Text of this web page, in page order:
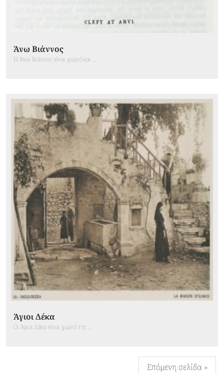
Άνω Βιάννος
Η Άνω Βιάννος είναι χωριό και ...
Άγιοι Δέκα
Οι Άγιοι Δέκα είναι χωριό της ...
Επόμενη σελίδα »